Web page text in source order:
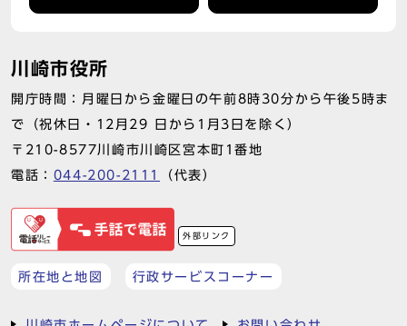
川崎市役所
開庁時間：月曜日から金曜日の午前8時30分から午後5時ま
で（祝休日・12月29 日から1月3日を除く）
〒210-8577川崎市川崎区宮本町1番地
電話： 044-200-2111 （代表）
外部リンク
所在地と地図 行政サービスコーナー